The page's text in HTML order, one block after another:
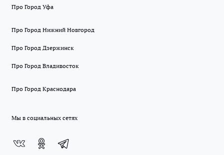
Про Город Уфа
Про Город Нижний Новгород
Про Город Дзержинск
Про Город Владивосток
Про Город Краснодара
Мы в социальных сетях